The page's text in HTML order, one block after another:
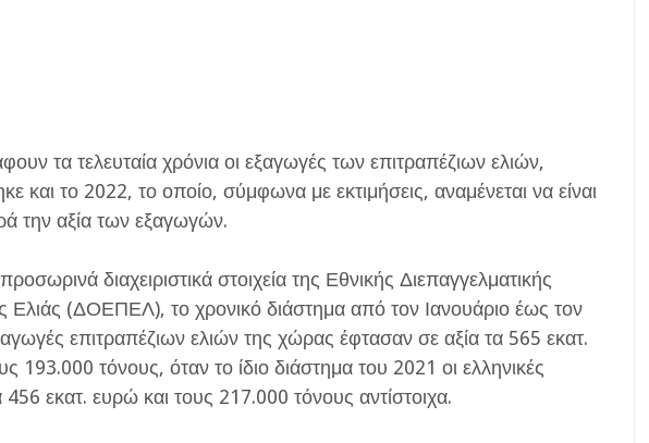
τα τελευταία χρόνια οι εξαγωγές των επιτραπέζιων ελιών,
και το 2022, το οποίο, σύμφωνα με εκτιμήσεις, αναμένεται να είναι
την αξία των εξαγωγών.
διαχειριστικά στοιχεία της Εθνικής Διεπαγγελματικής
Ελιάς (ΔΟΕΠΕΛ), το χρονικό διάστημα από τον Ιανουάριο έως τον
επιτραπέζιων ελιών της χώρας έφτασαν σε αξία τα 565 εκατ.
193.000 τόνους, όταν το ίδιο διάστημα του 2021 οι ελληνικές
εκατ. ευρώ και τους 217.000 τόνους αντίστοιχα.